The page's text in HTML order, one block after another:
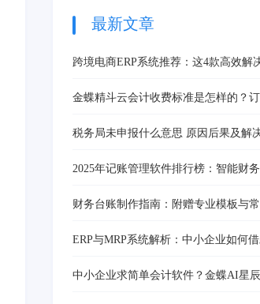
最新文章
跨境电商ERP系统推荐：这4款高效解
金蝶精斗云会计收费标准是怎样的？
税务局未申报什么意思 原因后果及解
2025年记账管理软件排行榜：智能财
财务台账制作指南：附赠专业模板与
ERP与MRP系统解析：中小企业如何
中小企业求简单会计软件？金蝶AI星